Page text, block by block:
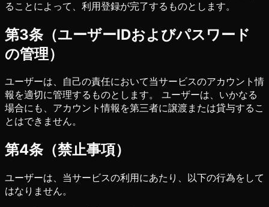
ることによって、利用登録が完了するものとします。
第3条（ユーザーIDおよびパスワード
の管理）
ユーザーは、自己の責任において当サービスのアカウント情
報を適切に管理するものとします。 ユーザーは、いかなる
場合にも、アカウント情報を第三者に譲渡または貸与するこ
とはできません。
第4条（禁止事項）
ユーザーは、当サービスの利用にあたり、以下の行為をして
はなりません。